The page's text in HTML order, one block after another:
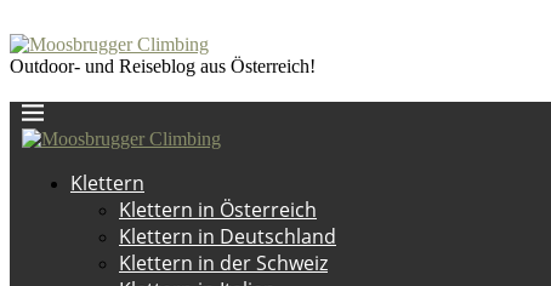
Outdoor- und Reiseblog aus Österreich!
Klettern
Klettern in Österreich
Klettern in Deutschland
Klettern in der Schweiz